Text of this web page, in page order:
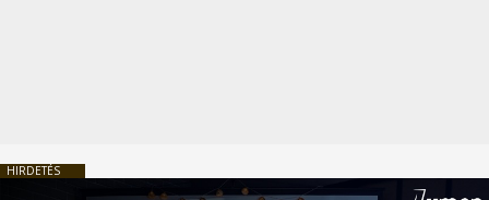
HIRDETÉS